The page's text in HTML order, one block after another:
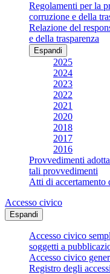
Regolamenti per la
corruzione e della
Relazione del
e della trasparenza
Espandi
2025
2024
2023
2022
2021
2020
2018
2017
2016
Provvedimenti
tali provvedimenti
Atti di accertamento
Accesso civico
Espandi
Accesso civico
soggetti a
Accesso civico
Registro degli accessi